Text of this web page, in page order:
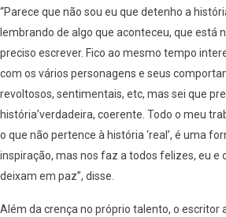
“Parece que não sou eu que detenho a
lembrando de algo que aconteceu, que está
preciso escrever. Fico ao mesmo tempo
com os vários personagens e seus
revoltosos, sentimentais, etc, mas sei que
história’verdadeira, coerente. Todo o meu
o que não pertence à história ‘real’, é uma
inspiração, mas nos faz a todos felizes, eu e
deixam em paz”, disse.
Além da crença no próprio talento, o escritor